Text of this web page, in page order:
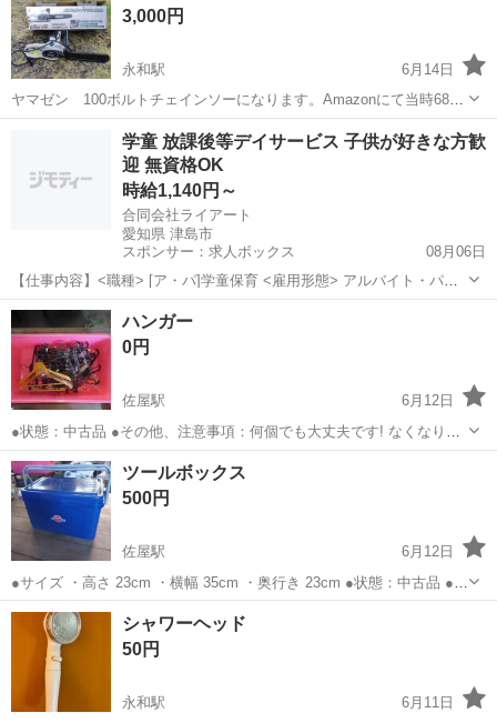
3,000円
永和駅
6月14日
ヤマゼン 100ボルトチェインソーになります。Amazonにて当時6800
円程で購入して2,3回使用しましたが、太い生木切断には能力不足なの
で物置にしまい込んでいました。オイルもホームセンターで購入した
ものが半分近くあります...
津島市 永和駅 家庭用品
学童 放課後等デイサービス 子供が好きな方歓
迎 無資格OK
時給1,140円～
合同会社ライアート
愛知県 津島市
スポンサー：求人ボックス
08月06日
【仕事内容】<職種> [ア・パ]学童保育 <雇用形態> アルバイト・パー
ト <給与> [ア・パ]時給1,140円～ 交通費:全額支給 全額支給! 随時昇給
あり 昇給あり 前年度実績:0円～50円/時間 給与支払:月末〆/翌月25
日...
アルバイト・パート
ハンガー
0円
佐屋駅
6月12日
●状態：中古品 ●その他、注意事項：何個でも大丈夫です! なくなり次
第終了です。
愛知 津島市 佐屋駅 その他
ツールボックス
500円
佐屋駅
6月12日
●サイズ ・高さ 23cm ・横幅 35cm ・奥行き 23cm ●状態：中古品 ●そ
の他、注意事項：多少汚れキズありのため気にしない人用です。
愛知 津島市 その他
シャワーヘッド
50円
永和駅
6月11日